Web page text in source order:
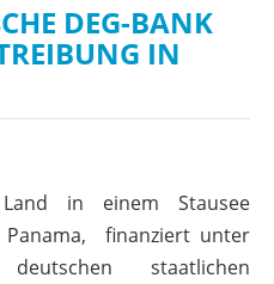
DEG-BANK
IN
in einem Stausee
finanziert unter
staatlichen